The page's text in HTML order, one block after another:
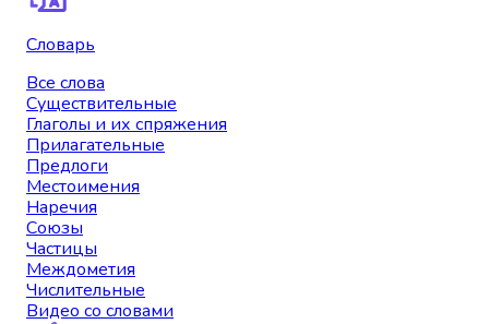
Словарь
Все слова
Существительные
Глаголы и их спряжения
Прилагательные
Предлоги
Местоимения
Наречия
Союзы
Частицы
Междометия
Числительные
Видео со словами